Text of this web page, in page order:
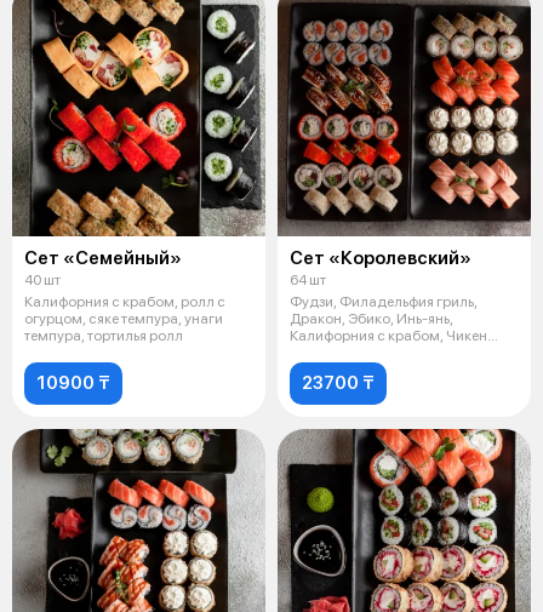
Сет «Семейный»
40 шт
Калифорния с крабом, ролл с
огурцом, сяке темпура, унаги
темпура, тортилья ролл
10900 ₸
Сет «Королевский»
64 шт
Фудзи, Филадельфия гриль,
Дракон, Эбико, Инь-янь,
Калифорния с крабом, Чикен
23700 ₸